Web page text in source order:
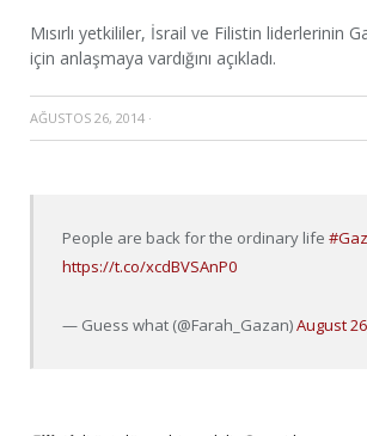
Mısırlı yetkililer, İsrail ve Filistin liderlerinin
için anlaşmaya vardığını açıkladı.
AĞUSTOS 26, 2014 ·
People are back for the ordinary life
https://t.co/xcdBVSAnP0
— Guess what (@Farah_Gazan)August